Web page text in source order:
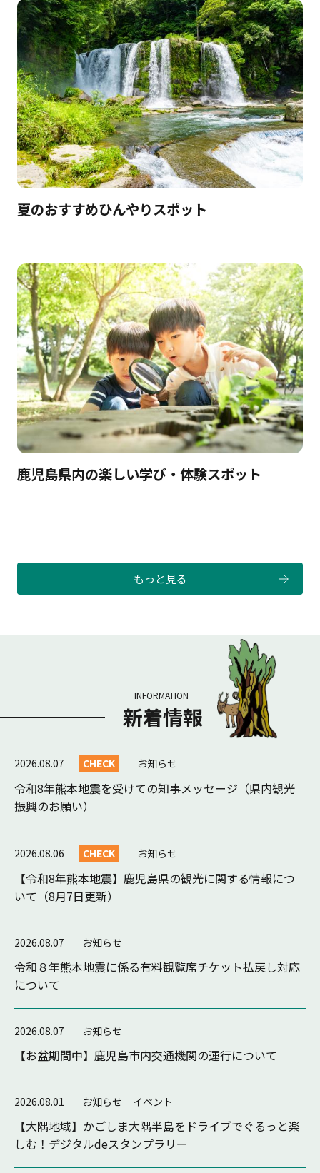
夏のおすすめひんやりスポット
鹿児島県内の楽しい学び・体験スポット
もっと見る
INFORMATION
新着情報
2026.08.07 CHECK お知らせ
令和8年熊本地震を受けての知事メッセージ（県内観光
振興のお願い）
2026.08.06 CHECK お知らせ
【令和8年熊本地震】鹿児島県の観光に関する情報につ
いて（8月7日更新）
2026.08.07 お知らせ
令和８年熊本地震に係る有料観覧席チケット払戻し対応
について
2026.08.07 お知らせ
【お盆期間中】鹿児島市内交通機関の運行について
2026.08.01 お知らせ イベント
【大隅地域】かごしま大隅半島をドライブでぐるっと楽
しむ！デジタルdeスタンプラリー